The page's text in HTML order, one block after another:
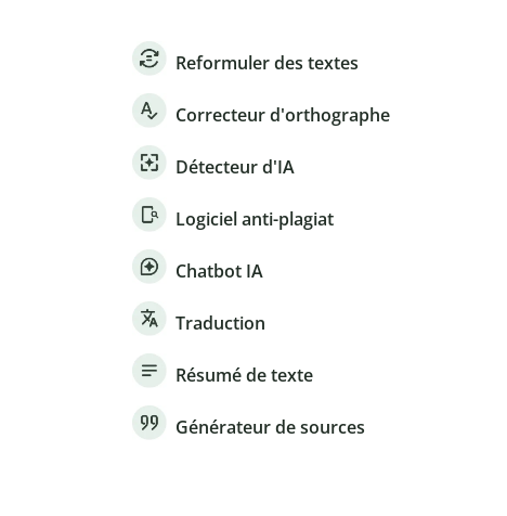
Reformuler des textes
Correcteur d'orthographe
Détecteur d'IA
Logiciel anti-plagiat
Chatbot IA
Traduction
Résumé de texte
Générateur de sources